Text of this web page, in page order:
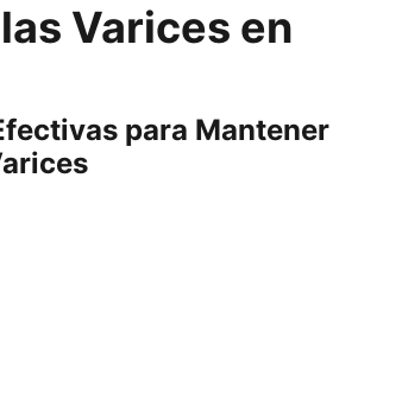
Varices en
para Mantener